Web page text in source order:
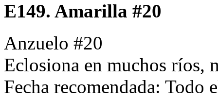
E149. Amarilla #20
Anzuelo #20
Eclosiona en muchos ríos,
Fecha recomendada: Todo